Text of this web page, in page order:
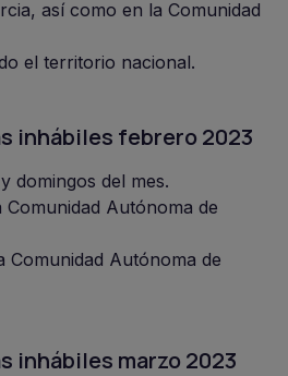
así como en la Comunidad
el territorio nacional.
inhábiles febrero 2023
domingos del mes.
Comunidad Autónoma de
Comunidad Autónoma de
inhábiles marzo 2023